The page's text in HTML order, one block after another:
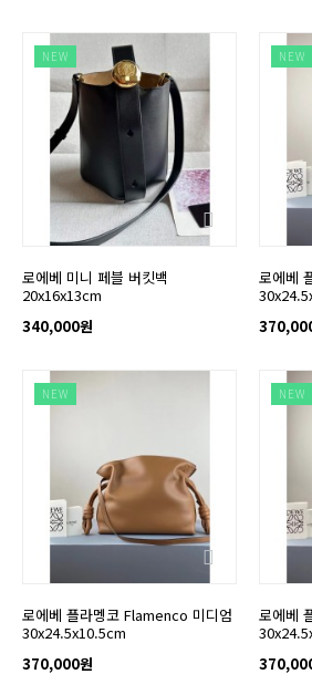
NEW
로에베 미니 페블 버킷백
20x16x13cm
340,000원
NEW
로에베
NEW
로에베 플라멩코 Flamenco 미디엄
30x24.5x10.5cm
370,000원
NEW
로에베